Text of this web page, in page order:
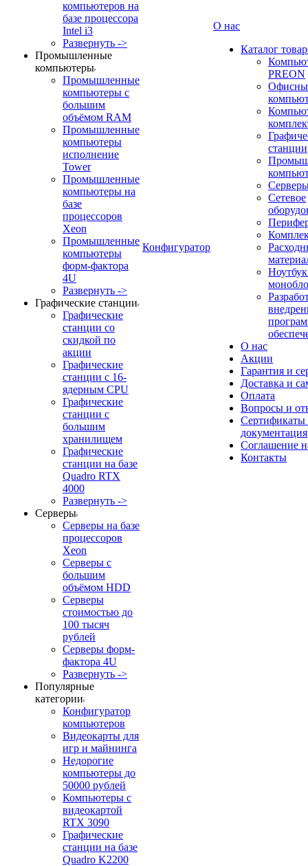
компьютеров на
базе процессора
Intel i3
Развернуть ->
Промышленные
компьютеры
Промышленные
компьютеры с
большим
объёмом RAM
Промышленные
компьютеры
исполнение
Tower
Промышленные
компьютеры на
базе
процессоров
Xeon
Промышленные
компьютеры
форм-фактора
4U
Развернуть ->
Графические станции
Графические
станции со
скидкой по
акции
Графические
станции с 16-
ядерным CPU
Графические
станции с
большим
хранилищем
Графические
станции на базе
Quadro RTX
4000
Развернуть ->
Серверы
Серверы на базе
процессоров
Xeon
Серверы с
большим
объёмом HDD
Серверы
стоимостью до
100 тысяч
рублей
Серверы форм-
фактора 4U
Развернуть ->
Популярные
категории
Конфигуратор
компьютеров
Видеокарты для
игр и майнинга
Недорогие
компьютеры до
50000 рублей
Компьютеры с
видеокартой
RTX 3090
Графические
станции на базе
Quadro K2200
Конфигуратор
О нас
Каталог
PREON
станции
Сетевое
О нас
Акции
Гарантия и
Доставка и
Оплата
Вопросы и
Сертификаты
документация
Соглашение
Контакты